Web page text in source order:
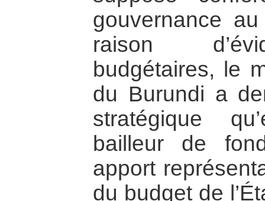
gouvernance
raison
budgétaires, le
du Burundi a
stratégique
bailleur de
apport
du budget de